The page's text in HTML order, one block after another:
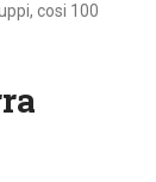
cosi 100